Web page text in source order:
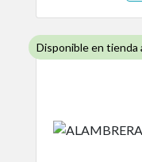
Disponible en tienda